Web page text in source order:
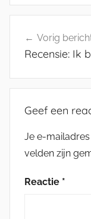
navigatie
Vorig
Recensie: Ik
Geef een
Je e-
velden zijn
Reactie *